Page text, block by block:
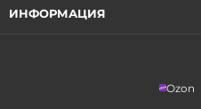
ИНФОРМАЦИЯ
Ozon